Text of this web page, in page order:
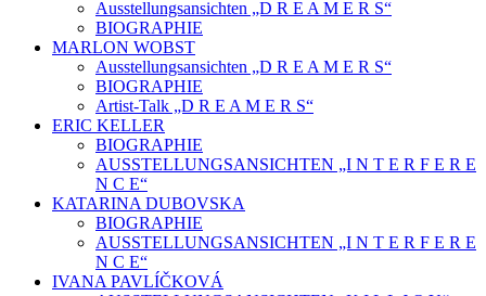
Ausstellungsansichten „D R E A M E R S“
BIOGRAPHIE
MARLON WOBST
Ausstellungsansichten „D R E A M E R S“
BIOGRAPHIE
Artist-Talk „D R E A M E R S“
ERIC KELLER
BIOGRAPHIE
AUSSTELLUNGSANSICHTEN „I N T E R F E R E
N C E“
KATARINA DUBOVSKA
BIOGRAPHIE
AUSSTELLUNGSANSICHTEN „I N T E R F E R E
N C E“
IVANA PAVLÍČKOVÁ